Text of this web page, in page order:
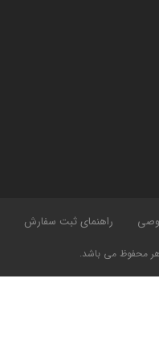
محفوظ می باشد.
راهنمای ثبت سفارش